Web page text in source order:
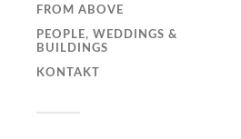
FROM ABOVE
PEOPLE, WEDDINGS &
BUILDINGS
KONTAKT